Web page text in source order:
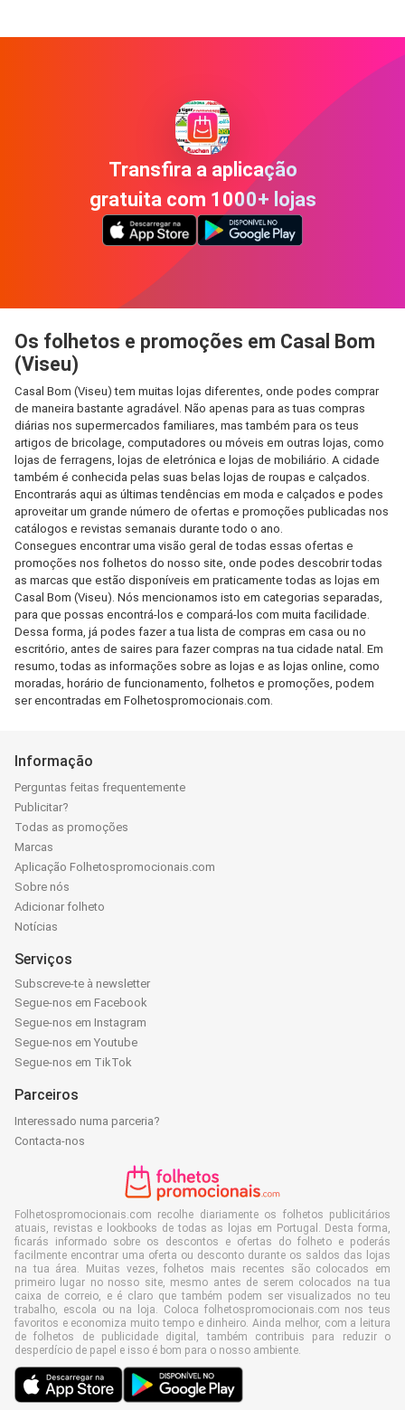
Transfira a aplicação
gratuita com 1000+ lojas
Os folhetos e promoções em Casal Bom
(Viseu)
Casal Bom (Viseu) tem muitas lojas diferentes, onde podes comprar
de maneira bastante agradável. Não apenas para as tuas compras
diárias nos supermercados familiares, mas também para os teus
artigos de bricolage, computadores ou móveis em outras lojas, como
lojas de ferragens, lojas de eletrónica e lojas de mobiliário. A cidade
também é conhecida pelas suas belas lojas de roupas e calçados.
Encontrarás aqui as últimas tendências em moda e calçados e podes
aproveitar um grande número de ofertas e promoções publicadas nos
catálogos e revistas semanais durante todo o ano.
Consegues encontrar uma visão geral de todas essas ofertas e
promoções nos folhetos do nosso site, onde podes descobrir todas
as marcas que estão disponíveis em praticamente todas as lojas em
Casal Bom (Viseu). Nós mencionamos isto em categorias separadas,
para que possas encontrá-los e compará-los com muita facilidade.
Dessa forma, já podes fazer a tua lista de compras em casa ou no
escritório, antes de saires para fazer compras na tua cidade natal. Em
resumo, todas as informações sobre as lojas e as lojas online, como
moradas, horário de funcionamento, folhetos e promoções, podem
ser encontradas em Folhetospromocionais.com.
Informação
Perguntas feitas frequentemente
Publicitar?
Todas as promoções
Marcas
Aplicação Folhetospromocionais.com
Sobre nós
Adicionar folheto
Notícias
Serviços
Subscreve-te à newsletter
Segue-nos em Facebook
Segue-nos em Instagram
Segue-nos em Youtube
Segue-nos em TikTok
Parceiros
Interessado numa parceria?
Contacta-nos
Folhetospromocionais.com recolhe diariamente os folhetos publicitários
atuais, revistas e lookbooks de todas as lojas em Portugal. Desta forma,
ficarás informado sobre os descontos e ofertas do folheto e poderás
facilmente encontrar uma oferta ou desconto durante os saldos das lojas
na tua área. Muitas vezes, folhetos mais recentes são colocados em
primeiro lugar no nosso site, mesmo antes de serem colocados na tua
caixa de correio, e é claro que também podem ser visualizados no teu
trabalho, escola ou na loja. Coloca folhetospromocionais.com nos teus
favoritos e economiza muito tempo e dinheiro. Ainda melhor, com a leitura
de folhetos de publicidade digital, também contribuis para reduzir o
desperdício de papel e isso é bom para o nosso ambiente.